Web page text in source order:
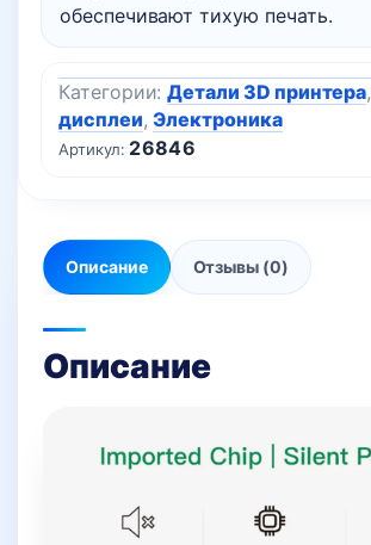
обеспечивают тихую печать.
Артикул: 26846
Категории:Детали 3D принтера,
дисплеи,Электроника
Описание Отзывы (0)
Описание